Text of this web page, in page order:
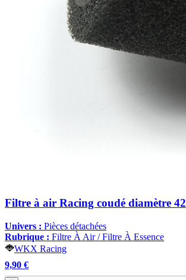
Filtre à air Racing coudé diamètre 42
Univers : Pièces détachées
Rubrique : Filtre À Air / Filtre À Essence
WKX Racing
9,90 €